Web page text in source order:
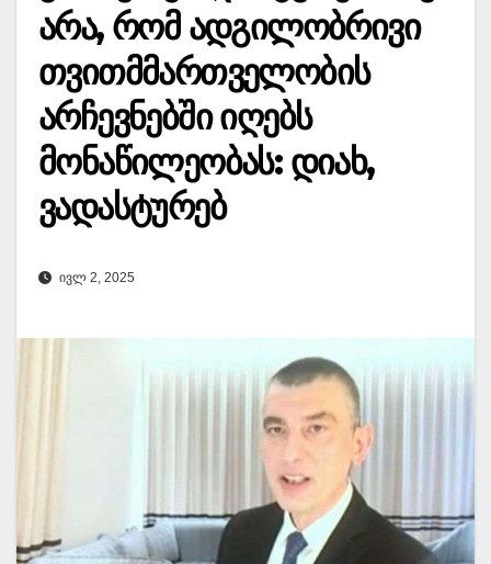
არა, რომ ადგილობრივი
თვითმმართველობის
არჩევნებში იღებს
მონაწილეობას: დიახ,
ვადასტურებ
ᲘᲕᲚ 2, 2025